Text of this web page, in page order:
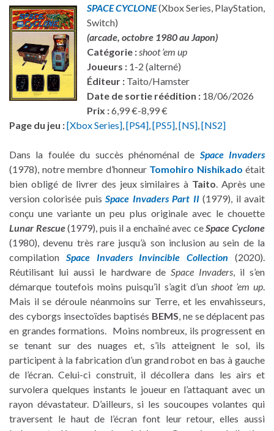
SPACE CYCLONE(Xbox Series, PlayStation,
Switch)
(arcade, octobre 1980 au Japon)
Catégorie : shoot ’em up
Joueurs : 1-2 (alterné)
Éditeur : Taito/Hamster
Date de sortie réédition : 18/06/2026
Prix :6,99 €-8,99 €
Page du jeu :[Xbox Series] [PS4] [PS5] [NS] [NS2]
Dans la foulée du succès phénoménal de Space Invaders
(1978), notre membre d’honneur Tomohiro Nishikado était
bien obligé de livrer des jeux similaires à Taito . Après une
version colorisée puisSpace Invaders Part II(1979), il avait
conçu une variante un peu plus originale avec le chouette
Lunar Rescue(1979), puis il a enchaîné avec ceSpace Cyclone
(1980), devenu très rare jusqu’à son inclusion au sein de la
compilation Space Invaders Invincible Collection (2020).
Réutilisant lui aussi le hardware de Space Invaders , il s’en
démarque toutefois moins puisqu’il s’agit d’un shoot ’em up
Mais il se déroule néanmoins sur Terre, et les envahisseurs,
des cyborgs insectoïdes baptisés BEMS , ne se déplacent pas
en grandes formations. Moins nombreux, ils progressent en
se tenant sur des nuages et, s’ils atteignent le sol, ils
participent à la fabrication d’un grand robot en bas à gauche
de l’écran. Celui-ci construit, il décollera dans les airs et
survolera quelques instants le joueur en l’attaquant avec un
rayon dévastateur. D’ailleurs, si les soucoupes volantes qui
traversent le haut de l’écran font leur retour, elles aussi